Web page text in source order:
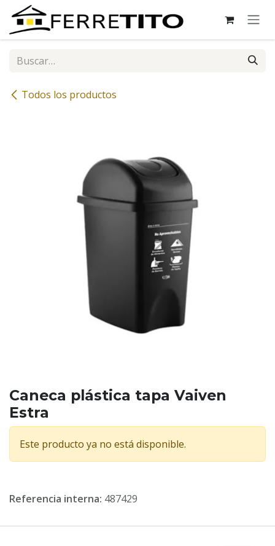
Ir al contenido
Todos los productos
Caneca plástica tapa Vaiven
Estra
Este producto ya no está disponible.
Referencia interna: 487429